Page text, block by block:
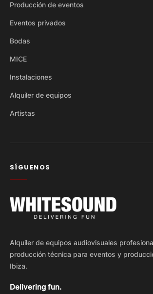
Producción de eventos
Eventos privados
Bodas
MICE
Instalaciones
Alquiler de equipos
Artistas
SÍGUENOS
Alquiler de equipos audiovisuales
producción técnica para eventos y
Ibiza.
Delivering fun.